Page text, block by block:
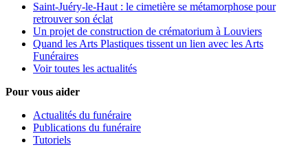
Saint-Juéry-le-Haut : le cimetière se métamorphose pour
retrouver son éclat
Un projet de construction de crématorium à Louviers
Quand les Arts Plastiques tissent un lien avec les Arts
Funéraires
Voir toutes les actualités
Pour vous aider
Actualités du funéraire
Publications du funéraire
Tutoriels